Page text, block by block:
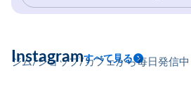
ジム/ショップ/カフェから毎日発信中
Instagramすべて見る